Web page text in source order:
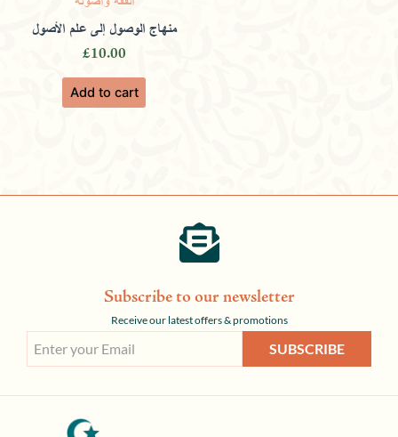
منهاج الوصول إلى علم الأصول
£10.00
Add to cart
Subscribe to our newsletter
Receive our latest offers & promotions
SUBSCRIBE